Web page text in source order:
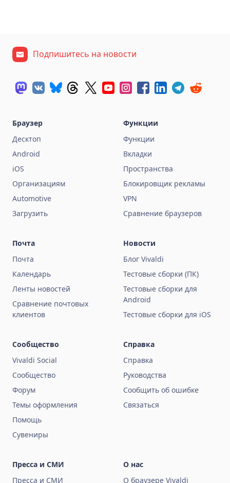
Подпишитесь на новости
Браузер
Десктоп
Android
iOS
Организациям
Automotive
Загрузить
Функции
Функции
Вкладки
Пространства
Блокировщик рекламы
VPN
Сравнение браузеров
Почта
Почта
Календарь
Ленты новостей
Сравнение почтовых
клиентов
Новости
Блог Vivaldi
Тестовые сборки (ПК)
Тестовые сборки для
Android
Тестовые сборки для iOS
Сообщество
Vivaldi Social
Сообщество
Форум
Темы оформления
Помощь
Сувениры
Справка
Справка
Руководства
Сообщить об ошибке
Связаться
Пресса и СМИ
Пресса и СМИ
О нас
О браузере Vivaldi